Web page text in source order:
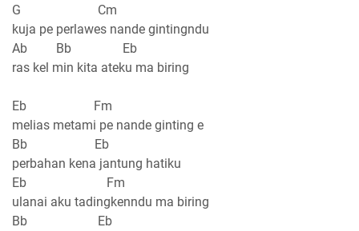
G Cm
kuja pe perlawes nande gintingndu
Ab Bb Eb
ras kel min kita ateku ma biring
Eb Fm
melias metami pe nande ginting e
Bb Eb
perbahan kena jantung hatiku
Eb Fm
ulanai aku tadingkenndu ma biring
Bb Eb